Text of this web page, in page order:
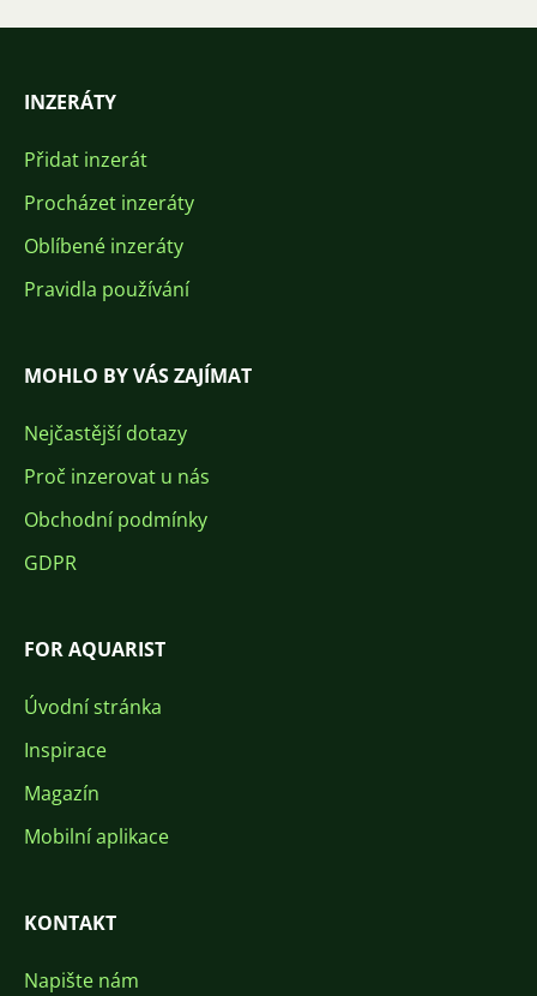
INZERÁTY
Přidat inzerát
Procházet inzeráty
Oblíbené inzeráty
Pravidla používání
MOHLO BY VÁS ZAJÍMAT
Nejčastější dotazy
Proč inzerovat u nás
Obchodní podmínky
GDPR
FOR AQUARIST
Úvodní stránka
Inspirace
Magazín
Mobilní aplikace
KONTAKT
Napište nám